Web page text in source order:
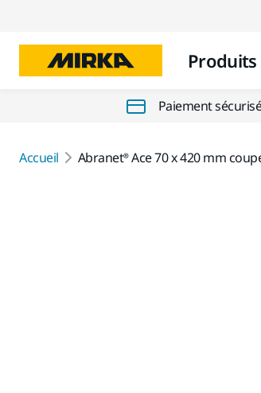
Produits
Paiement
Accueil Abranet® Ace 70 x 420 mm